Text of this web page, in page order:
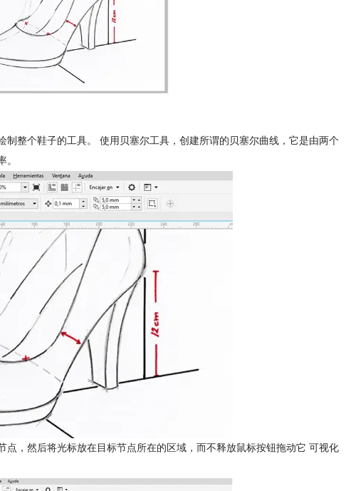
整个鞋子的工具。 使用贝塞尔工具，创建所谓的贝塞尔曲线，它是由两个
。
，然后将光标放在目标节点所在的区域，而不释放鼠标按钮拖动它 可视化